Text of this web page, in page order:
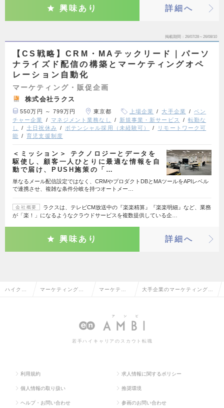
興味あり 詳細へ
掲載期間 26/07/28～26/08/10
【CS戦略】CRM・MAテックリード｜パーソ
ナライズド配信の構築とマーケティングオペ
レーション自動化
マーケティング・販促企画
株式会社ラクス
550万円 ～ 799万円 東京都 上場企業 大手企業
ベン
チャー企業
マネジメント業務なし 新規事業・新サービス
転勤な
し
土日祝休み ポテンシャル採用（未経験可）
リモートワーク可
能
育児支援制度
＜ミッション＞ テクノロジーとデータを
駆使し、顧客一人ひとりに最適な情報を自
動で届け、PUSH施策の「…
単なるメール配信設定ではなく、CRMやプロダクトDBとMAツールをAPIレベル
で連携させ、複雑な条件分岐を持つオートメー…
会社概要
ラクスは、テレビCM放送中の『楽楽精算』『楽楽明細』など、業務
が「楽！」になるようなクラウドサービスを複数提供している企…
興味あり 詳細へ
ハイクラ マーケティング・ マーケティ
企画
大手企業のマーケティング・
覧
若手ハイキャリアのスカウト転職
利用規約 求人情報に関するポリシー
個人情報の取り扱い 推奨環境
ヘルプ・お問い合わせ 参画のお問い合わせ